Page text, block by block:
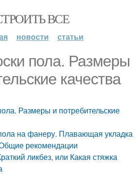
ВСЕ
новости статьи
пола. Размеры
качества
Размеры и потребительские
на фанеру. Плавающая укладка
рекомендации
ликбез, или Какая стяжка